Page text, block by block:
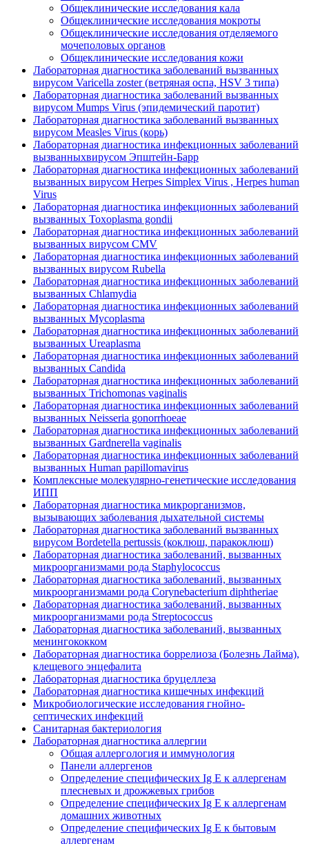
Общеклинические исследования кала
Общеклинические исследования мокроты
Общеклинические исследования отделяемого
мочеполовых органов
Общеклинические исследования кожи
Лабораторная диагностика заболеваний вызванных
вирусом Varicella zoster (ветряная оспа, HSV 3 типа)
Лабораторная диагностика заболеваний вызванных
вирусом Mumps Virus (эпидемический паротит)
Лабораторная диагностика заболеваний вызванных
вирусом Measles Virus (корь)
Лабораторная диагностика инфекционных заболеваний
вызванныхвирусом Эпштейн-Барр
Лабораторная диагностика инфекционных заболеваний
вызванных вирусом Herpes Simplex Virus , Herpes human
Virus
Лабораторная диагностика инфекционных заболеваний
вызванных Toxoplasmа gondii
Лабораторная диагностика инфекционных заболеваний
вызванных вирусом CMV
Лабораторная диагностика инфекционных заболеваний
вызванных вирусом Rubella
Лабораторная диагностика инфекционных заболеваний
вызванных Chlamydia
Лабораторная диагностика инфекционных заболеваний
вызванных Муcoplasma
Лабораторная диагностика инфекционных заболеваний
вызванных Ureaplasma
Лабораторная диагностика инфекционных заболеваний
вызванных Candida
Лабораторная диагностика инфекционных заболеваний
вызванных Trichomonas vaginalis
Лабораторная диагностика инфекционных заболеваний
вызванных Neisseria gonorrhoeae
Лабораторная диагностика инфекционных заболеваний
вызванных Gardnerella vaginalis
Лабораторная диагностика инфекционных заболеваний
вызванных Human papillomavirus
Комплексные молекулярно-генетические исследования
ИПП
Лабораторная диагностика микрорганизмов,
вызывающих заболевания дыхательной системы
Лабораторная диагностика заболеваний вызванных
вирусом Bordetella pertussis (коклюш, паракоклюш)
Лабораторная диагностика заболеваний, вызванных
микроорганизмами рода Staphylococcus
Лабораторная диагностика заболеваний, вызванных
микроорганизмами рода Corynebacterium diphtheriae
Лабораторная диагностика заболеваний, вызванных
микроорганизмами рода Streptococcus
Лабораторная диагностика заболеваний, вызванных
менингококком
Лабораторная диагностика боррелиоза (Болезнь Лайма),
клещевого энцефалита
Лабораторная диагностика бруцеллеза
Лабораторная диагностика кишечных инфекций
Микробиологические исследования гнойно-
септических инфекций
Санитарная бактериология
Лабораторная диагностика аллергии
Общая аллергология и иммунология
Панели аллергенов
Определение специфических Ig E к аллергенам
плесневых и дрожжевых грибов
Определение специфических Ig E к аллергенам
домашних животных
Определение специфических Ig E к бытовым
аллергенам